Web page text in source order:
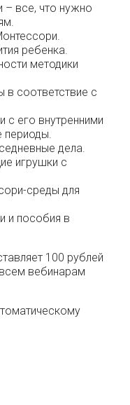
все, что нужно
ребенка.
методики
соответствие с
с его внутренними
периоды.
дела.
игрушки с
среды для
и пособия в
100 рублей
вебинарам